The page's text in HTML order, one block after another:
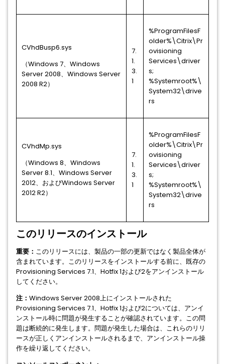
CVhdBusp6.sys
（Windows 7、Windows
Server 2008、Windows Server
2008 R2）
7.
1.
3.
1
%ProgramFilesF
older%\Citrix\Pr
ovisioning
Services\driver
s;
%Systemroot%\
System32\drive
rs
CVhdMp.sys
（Windows 8、Windows
Server 8.1、Windows Server
2012、およびWindows Server
2012 R2）
7.
1.
3.
1
%ProgramFilesF
older%\Citrix\Pr
ovisioning
Services\driver
s;
%Systemroot%\
System32\drive
rs
このリリースのインストール
重要： このリリースには、製品の一部の更新ではなく製品全体が
含まれています。このリリースをインストールする前に、既存の
Provisioning Services 7.1、Hotfix 1および2をアンインストール
してください。
注： Windows Server 2008上にインストールされた
Provisioning Services 7.1、Hotfix 1および2については、アンイ
ンストール時に問題が発生することが確認されています。この問
題は断続的に発生します。問題が発生した場合は、これらのリリ
ースが正しくアンインストールされるまで、アンインストール操
作を繰り返してください。